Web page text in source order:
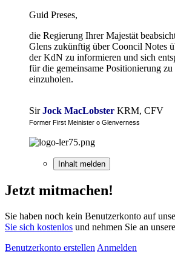
Guid Preses,
die Regierung Ihrer Majestät
Glens zukünftig über Cooncil Notes
der KdN zu informieren und sich
für die gemeinsame Positionierung zu
einzuholen.
SirJock MacLobster KRM, CFV
Former First Meinister o Glenverness
Inhalt melden
Jetzt mitmachen!
Sie haben noch kein Benutzerkonto auf
Sie sich kostenlos und nehmen Sie an
Benutzerkonto erstellen Anmelden